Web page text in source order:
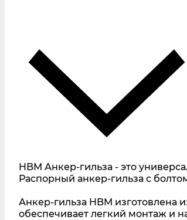
HBM Анкер-гильза - это
Распорный анкер-гильза с
Анкер-гильза HBM изготовлена
обеспечивает легкий монтаж и